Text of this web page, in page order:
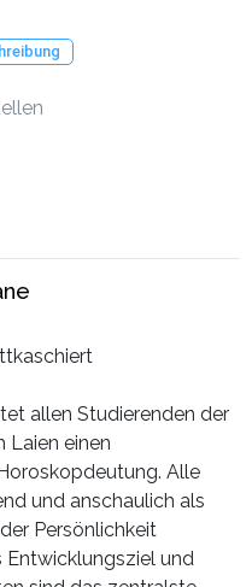
allen Studierenden der
Laien einen
Alle
und anschaulich als
Persönlichkeit
Entwicklungsziel und